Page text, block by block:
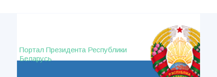
Портал Президента Республики
Беларусь